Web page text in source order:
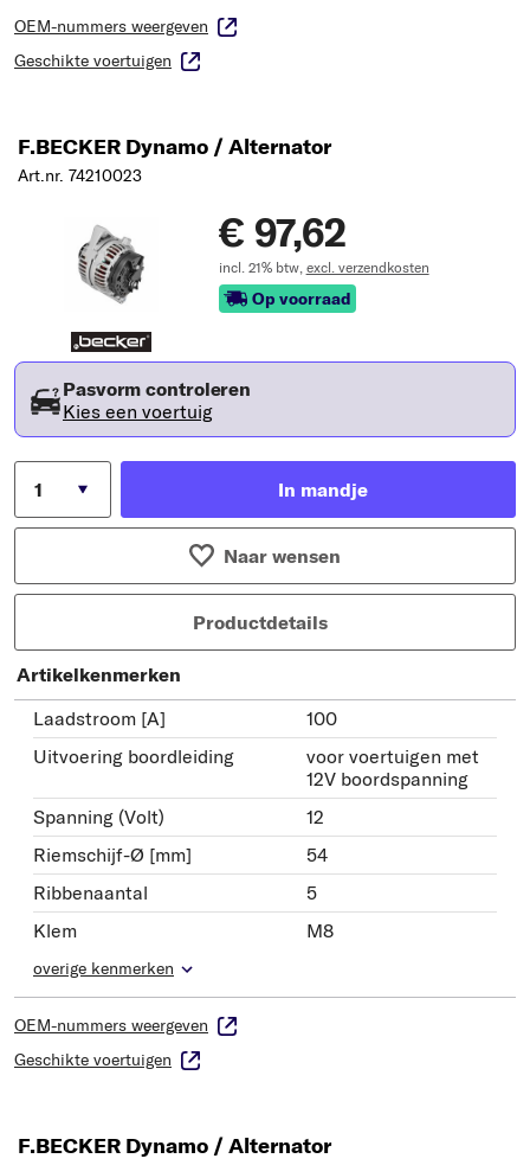
OEM-nummers weergeven
Geschikte voertuigen
F.BECKER Dynamo / Alternator
Art.nr. 74210023
€ 97,62
incl. 21% btw, excl. verzendkosten
Op voorraad
Pasvorm controleren
Kies een voertuig
In mandje
Naar wensen
Productdetails
Artikelkenmerken
Laadstroom [A]
100
Uitvoering boordleiding
voor voertuigen met
12V boordspanning
Spanning (Volt)
12
Riemschijf-Ø [mm]
54
Ribbenaantal
5
Klem
M8
overige kenmerken
OEM-nummers weergeven
Geschikte voertuigen
F.BECKER Dynamo / Alternator